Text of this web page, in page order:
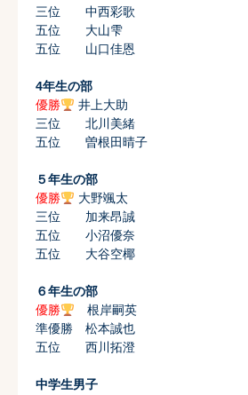
三位 中西彩歌
五位 大山雫
五位 山口佳恩
4年生の部
優勝
井上大助
三位 北川美緒
五位 曽根田晴子
５年生の部
優勝
大野颯太
三位 加来昂誠
五位 小沼優奈
五位 大谷空椰
６年生の部
優勝
根岸嗣英
準優勝 松本誠也
五位 西川拓澄
中学生男子